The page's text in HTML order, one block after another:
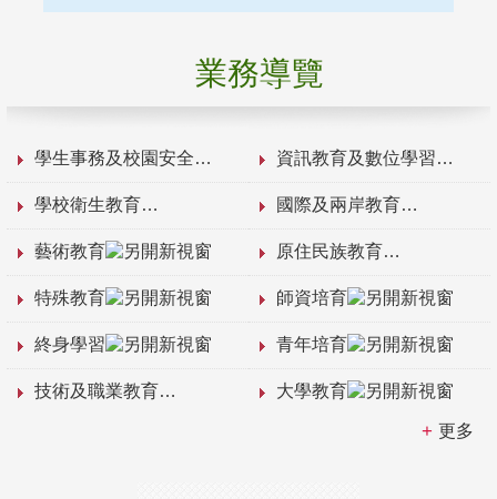
業務導覽
學生事務及校園安全 資訊教育及數位學習
學校衛生教育 國際及兩岸教育
藝術教育 原住民族教育
特殊教育 師資培育
終身學習 青年培育
技術及職業教育 大學教育
更多